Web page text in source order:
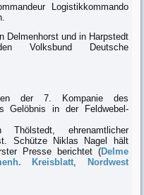
Logistikkommando
Delmenhorst und in Harpstedt
Volksbund Deutsche
der 7. Kompanie des
Gelöbnis in der Feldwebel-
ehrenamtlicher
Schütze Niklas Nagel hält
Presse berichtet (Delme
Kreisblatt
Nordwest